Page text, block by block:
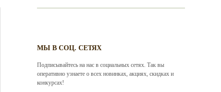
МЫ В СОЦ. СЕТЯХ
Подписывайтесь на нас в социальных сетях. Так вы
оперативно узнаете о всех новинках, акциях, скидках и
конкурсах!